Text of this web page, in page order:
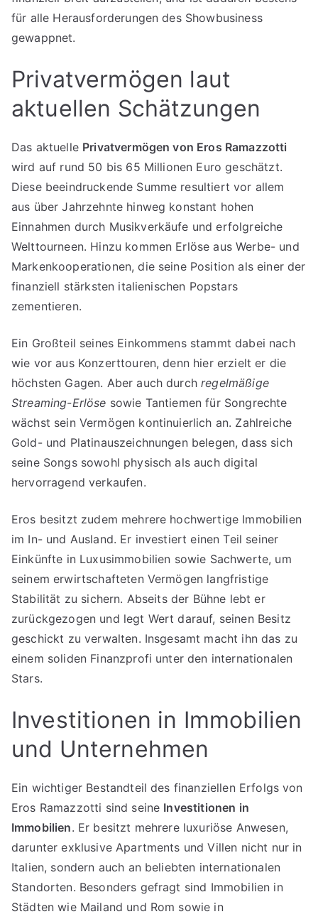
für alle Herausforderungen des Showbusiness
gewappnet.
Privatvermögen laut
aktuellen Schätzungen
Das aktuelle Privatvermögen von Eros Ramazzotti
wird auf rund 50 bis 65 Millionen Euro geschätzt.
Diese beeindruckende Summe resultiert vor allem
aus über Jahrzehnte hinweg konstant hohen
Einnahmen durch Musikverkäufe und erfolgreiche
Welttourneen. Hinzu kommen Erlöse aus Werbe- und
Markenkooperationen, die seine Position als einer der
finanziell stärksten italienischen Popstars
zementieren.
Ein Großteil seines Einkommens stammt dabei nach
wie vor aus Konzerttouren, denn hier erzielt er die
höchsten Gagen. Aber auch durchregelmäßige
Streaming-Erlöse sowie Tantiemen für Songrechte
wächst sein Vermögen kontinuierlich an. Zahlreiche
Gold- und Platinauszeichnungen belegen, dass sich
seine Songs sowohl physisch als auch digital
hervorragend verkaufen.
Eros besitzt zudem mehrere hochwertige Immobilien
im In- und Ausland. Er investiert einen Teil seiner
Einkünfte in Luxusimmobilien sowie Sachwerte, um
seinem erwirtschafteten Vermögen langfristige
Stabilität zu sichern. Abseits der Bühne lebt er
zurückgezogen und legt Wert darauf, seinen Besitz
geschickt zu verwalten. Insgesamt macht ihn das zu
einem soliden Finanzprofi unter den internationalen
Stars.
Investitionen in Immobilien
und Unternehmen
Ein wichtiger Bestandteil des finanziellen Erfolgs von
Eros Ramazzotti sind seine Investitionen in
Immobilien. Er besitzt mehrere luxuriöse Anwesen,
darunter exklusive Apartments und Villen nicht nur in
Italien, sondern auch an beliebten internationalen
Standorten. Besonders gefragt sind Immobilien in
Städten wie Mailand und Rom sowie in